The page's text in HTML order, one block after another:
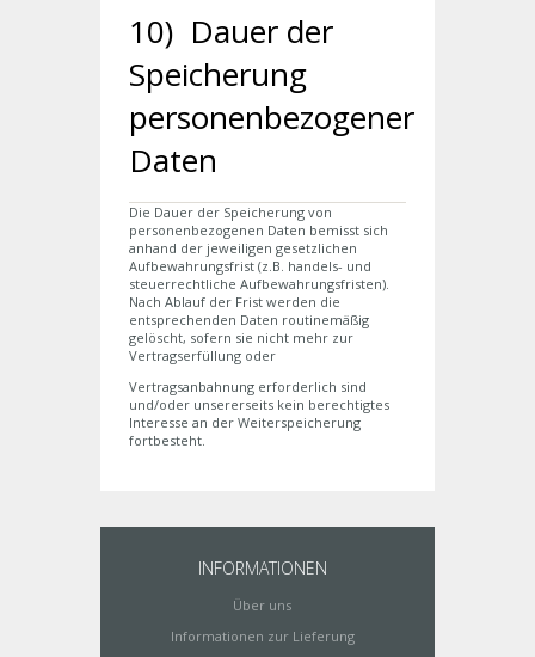
10) Dauer der
Speicherung
personenbezogener
Daten
Die Dauer der Speicherung von
personenbezogenen Daten bemisst sich
anhand der jeweiligen gesetzlichen
Aufbewahrungsfrist (z.B. handels- und
steuerrechtliche Aufbewahrungsfristen).
Nach Ablauf der Frist werden die
entsprechenden Daten routinemäßig
gelöscht, sofern sie nicht mehr zur
Vertragserfüllung oder
Vertragsanbahnung erforderlich sind
und/oder unsererseits kein berechtigtes
Interesse an der Weiterspeicherung
fortbesteht.
INFORMATIONEN
Über uns
Informationen zur Lieferung